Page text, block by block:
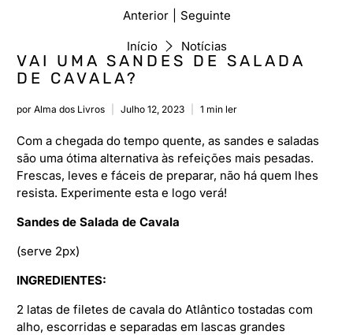
Início Notícias
Anterior Seguinte
VAI UMA SANDES DE SALADA
DE CAVALA?
por Alma dos Livros Julho 12, 2023 1 min ler
Com a chegada do tempo quente, as sandes e saladas
são uma ótima alternativa às refeições mais pesadas.
Frescas, leves e fáceis de preparar, não há quem lhes
resista. Experimente esta e logo verá!
Sandes de Salada de Cavala
(serve 2px)
INGREDIENTES:
2 latas de filetes de cavala do Atlântico tostadas com
alho, escorridas e separadas em lascas grandes